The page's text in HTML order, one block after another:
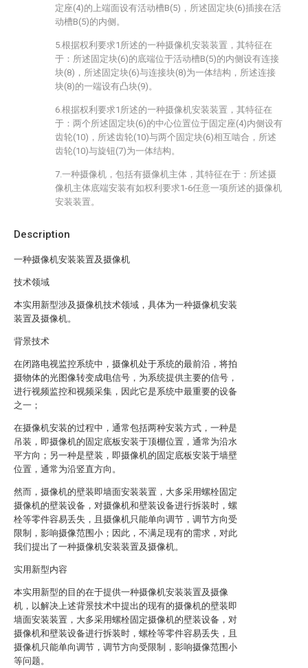
Description
一种摄像机安装装置及摄像机
技术领域
本实用新型涉及摄像机技术领域，具体为一种摄像机安装
装置及摄像机。
背景技术
在闭路电视监控系统中，摄像机处于系统的最前沿，将拍
摄物体的光图像转变成电信号，为系统提供主要的信号，
进行视频监控和视频采集，因此它是系统中最重要的设备
之一；
在摄像机安装的过程中，通常包括两种安装方式，一种是
吊装，即摄像机的固定底板安装于顶棚位置，通常为沿水
平方向；另一种是壁装，即摄像机的固定底板安装于墙壁
位置，通常为沿竖直方向。
然而，摄像机的壁装即墙面安装装置，大多采用螺栓固定
摄像机的壁装设备，对摄像机和壁装设备进行拆装时，螺
栓等零件容易丢失，且摄像机只能单向调节，调节方向受
限制，影响摄像范围小；因此，不满足现有的需求，对此
我们提出了一种摄像机安装装置及摄像机。
实用新型内容
本实用新型的目的在于提供一种摄像机安装装置及摄像
机，以解决上述背景技术中提出的现有的摄像机的壁装即
墙面安装装置，大多采用螺栓固定摄像机的壁装设备，对
摄像机和壁装设备进行拆装时，螺栓等零件容易丢失，且
摄像机只能单向调节，调节方向受限制，影响摄像范围小
等问题。
定座(4)的上端面设有活动槽B(5)，所述固定块(6)插接在活
动槽B(5)的内侧。
5.根据权利要求1所述的一种摄像机安装装置，其特征在
于：所述固定块(6)的底端位于活动槽B(5)的内侧设有连接
块(8)，所述固定块(6)与连接块(8)为一体结构，所述连接
块(8)的一端设有凸块(9)。
6.根据权利要求1所述的一种摄像机安装装置，其特征在
于：两个所述固定块(6)的中心位置位于固定座(4)内侧设有
齿轮(10)，所述齿轮(10)与两个固定块(6)相互啮合，所述
齿轮(10)与旋钮(7)为一体结构。
7.一种摄像机，包括有摄像机主体，其特征在于：所述摄
像机主体底端安装有如权利要求1-6任意一项所述的摄像机
安装装置。